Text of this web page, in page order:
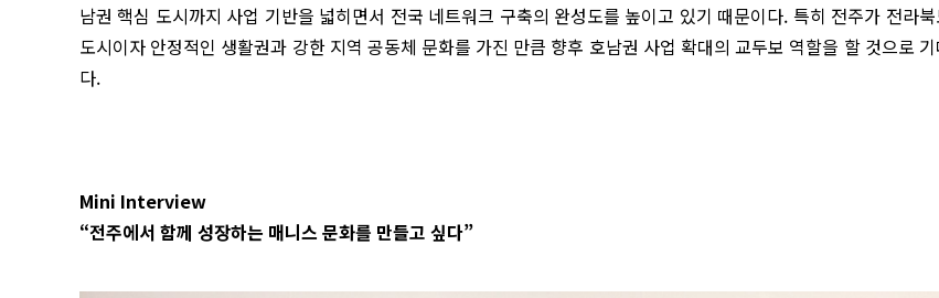
남권 핵심 도시까지 사업 기반을 넓히면서 전국 네트워크 구축의 완성도를 높이고 있기 때문이다. 특히 전주가 전라
도시이자 안정적인 생활권과 강한 지역 공동체 문화를 가진 만큼 향후 호남권 사업 확대의 교두보 역할을 할 것으로
다.
Mini Interview
“전주에서 함께 성장하는 매니스 문화를 만들고 싶다”